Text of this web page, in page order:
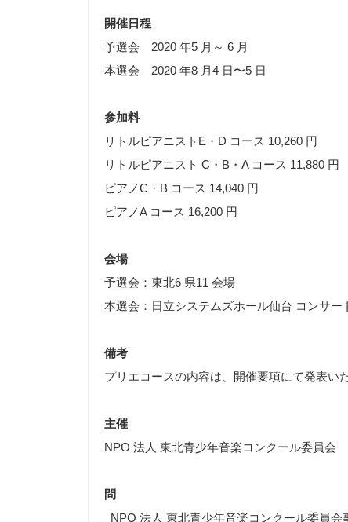
開催日程
予選会 2020 年5 月～ 6 月
本選会 2020 年8 月4 日〜5 日
参加料
リトルピアニストE・D コース 10,260 円
リトルピアニスト C・B・A コース 11,880 円
ピアノC・B コース 14,040 円
ピアノA コース 16,200 円
会場
予選会：東北6 県11 会場
本選会：日立システムズホール仙台 コンサー
備考
プリエコースの内容は、開催要項にて発表い
主催
NPO 法人 東北青少年音楽コンクール委員会
問
NPO 法人 東北青少年音楽コンクール委員会